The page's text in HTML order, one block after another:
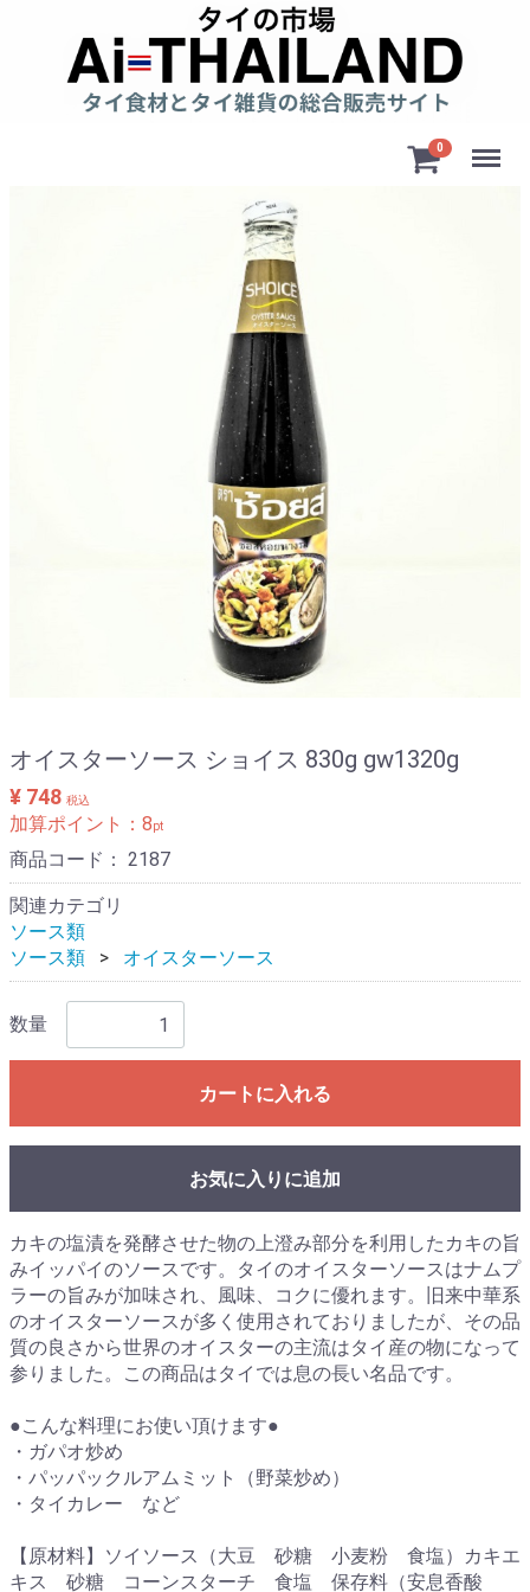
0 Menu
オイスターソース ショイス 830g gw1320g
¥ 748 税込
加算ポイント： 8pt
商品コード： 2187
関連カテゴリ
ソース類
ソース類
オイスターソース
数量
カートに入れる
お気に入りに追加
カキの塩漬を発酵させた物の上澄み部分を利用したカキの旨
みイッパイのソースです。タイのオイスターソースはナムプ
ラーの旨みが加味され、風味、コクに優れます。旧来中華系
のオイスターソースが多く使用されておりましたが、その品
質の良さから世界のオイスターの主流はタイ産の物になって
参りました。この商品はタイでは息の長い名品です。
●こんな料理にお使い頂けます●
・ガパオ炒め
・パッパックルアムミット（野菜炒め）
・タイカレー など
【原材料】ソイソース（大豆 砂糖 小麦粉 食塩）カキエ
キス 砂糖 コーンスターチ 食塩 保存料（安息香酸